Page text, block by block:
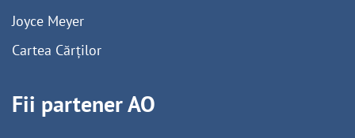
Joyce Meyer
Cartea Cărților
Fii partener AO